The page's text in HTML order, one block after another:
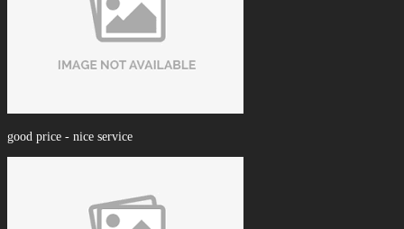
good price - nice service